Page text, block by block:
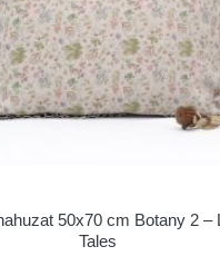
50x70 cm Botany 2 –
Tales